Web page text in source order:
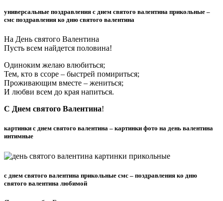
универсальные поздравления с днем святого валентина прикольные –
смс поздравления ко дню святого валентина
На День святого Валентина
Пусть всем найдется половина!
Одиноким желаю влюбиться;
Тем, кто в ссоре – быстрей помириться;
Проживающим вместе – жениться;
И любви всем до края напиться.
С Днем святого Валентина!
картинки с днем святого валентина – картинки фото на день валентина
интимные
с днем святого валентина прикольные смс – поздравления ко дню
святого валентина любимой